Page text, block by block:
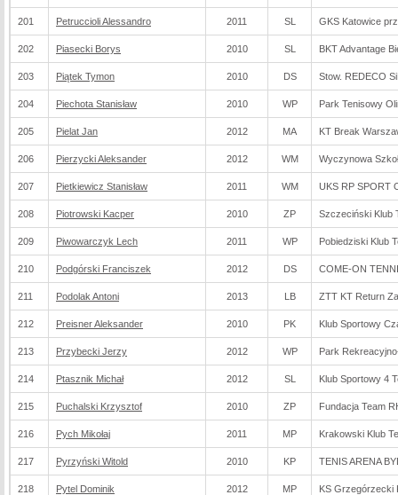
201 Petruccioli Alessandro 2011 SL GKS Katowice
202 Piasecki Borys 2010 SL BKT Advantage
203 Piątek Tymon 2010 DS Stow. REDECO
204 Piechota Stanisław 2010 WP Park Tenisowy
205 Pielat Jan 2012 MA KT Break
206 Pierzycki Aleksander 2012 WM Wyczynowa
207 Pietkiewicz Stanisław 2011 WM UKS RP SPORT
208 Piotrowski Kacper 2010 ZP Szczeciński Klub
209 Piwowarczyk Lech 2011 WP Pobiedziski Klub
210 Podgórski Franciszek 2012 DS COME-ON
211 Podolak Antoni 2013 LB ZTT KT Return
212 Preisner Aleksander 2010 PK Klub Sportowy
213 Przybecki Jerzy 2012 WP Park
214 Ptasznik Michał 2012 SL Klub Sportowy 4
215 Puchalski Krzysztof 2010 ZP Fundacja Team
216 Pych Mikołaj 2011 MP Krakowski Klub
217 Pyrzyński Witold 2010 KP TENIS ARENA
218 Pytel Dominik 2012 MP KS Grzegórzecki